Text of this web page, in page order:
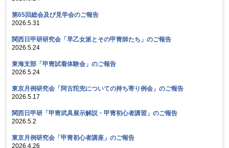
第65回総会及び見学会のご報告
2026.5.31
関西日甲研研究会「早乙女派とその甲冑師たち」のご報告
2026.5.24
東海支部「甲冑試着体験会」のご報告
2026.5.24
東京月例研究会「阿古陀兜についての持ち寄り例会」のご報告
2026.5.17
関西日甲研「甲冑武具展示解説・甲冑初心者講習」のご報告
2026.5.2
東京月例研究会「甲冑初心者講座」のご報告
2026.4.26